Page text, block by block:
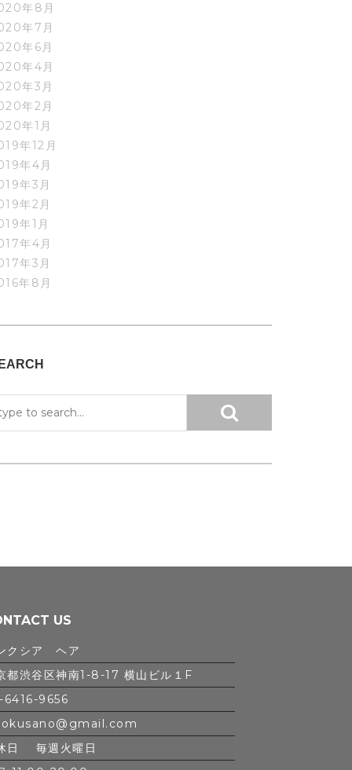
年8月
年7月
年6月
年4月
年3月
年2月
年1月
年12月
年4月
年3月
年2月
年1月
年4月
年3月
年8月
US
クシア ヘア
都渋谷区神南1-8-17 横山ビル１F
6416-9656
日 毎週火曜日